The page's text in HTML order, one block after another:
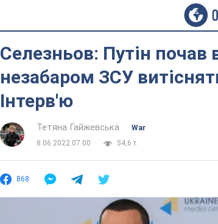
Селезньов: Путін почав
незабаром ЗСУ
Інтерв'ю
Тетяна Гайжевська
War
8.06.2022 07:00
54,6 т.
868